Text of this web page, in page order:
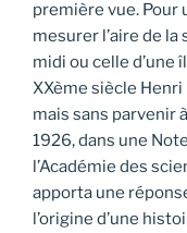
première vue. Pour
mesurer l’aire de
midi ou celle d’une
XXème siècle
mais sans parvenir
1926, dans une
l’Académie des
apporta une
l’origine d’une